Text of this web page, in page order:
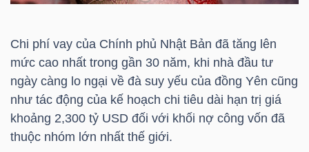
Chi phí vay của Chính phủ Nhật Bản đã tăng lên
mức cao nhất trong gần 30 năm, khi nhà đầu tư
ngày càng lo ngại về đà suy yếu của đồng Yên cũng
như tác động của kế hoạch chi tiêu dài hạn trị giá
khoảng 2,300 tỷ USD đối với khối nợ công vốn đã
thuộc nhóm lớn nhất thế giới.
HÀNG
HÓA
KINH